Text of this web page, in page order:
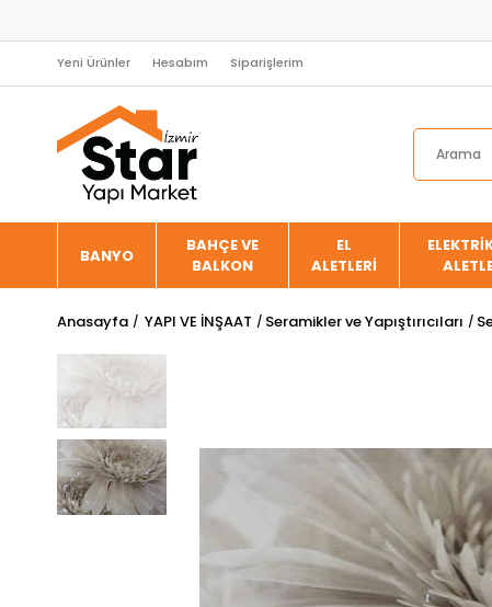
Yeni Ürünler Hesabım Siparişlerim
BANYO
BAHÇE VE
BALKON
EL
ALETLERİ
Anasayfa YAPI VE İNŞAAT Seramikler ve Yapıştırıcıları